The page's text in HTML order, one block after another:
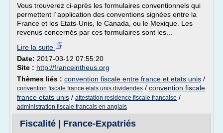
Vous trouverez ci-après les formulaires conventionnels qui
permettent l´application des conventions signées entre la
France et les Etats-Unis, le Canada, ou le Mexique. Les
revenus concernés par ces formulaires sont les...
Lire la suite
Date: 2017-03-12 07:55:20
Site : http://franceintheus.org
Thèmes liés : convention fiscale entre france et etats unis /
convention fiscale france etats unis dividendes / convention fiscale
france etats unis / attestation residence fiscale francaise /
administration fiscale francais en anglais
Fiscalité | France-Expatriés